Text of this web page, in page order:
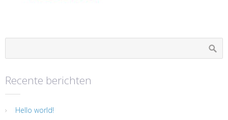
Recente berichten
Hello world!